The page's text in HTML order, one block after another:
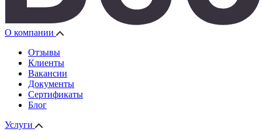
О компании
Отзывы
Клиенты
Вакансии
Документы
Сертификаты
Блог
Услуги